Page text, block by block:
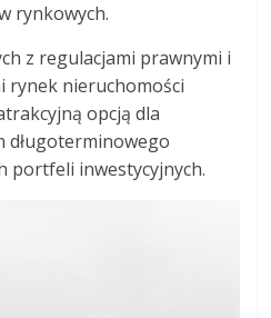
rynkowych.
z regulacjami prawnymi i
rynek nieruchomości
opcją dla
długoterminowego
portfeli inwestycyjnych.